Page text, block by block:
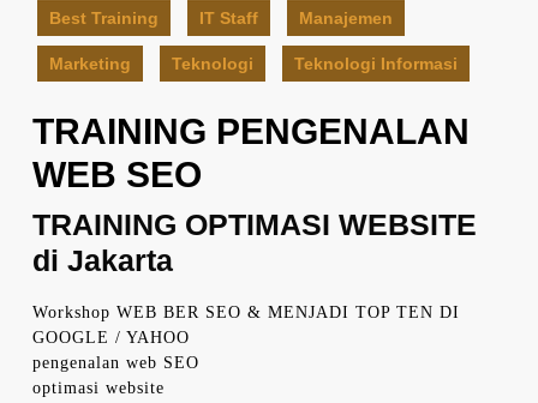
Best Training
IT Staff Manajemen
Marketing Teknologi Teknologi Informasi
TRAINING PENGENALAN
WEB SEO
TRAINING OPTIMASI WEBSITE
di Jakarta
Workshop WEB BER SEO & MENJADI TOP TEN DI
GOOGLE / YAHOO
pengenalan web SEO
optimasi website